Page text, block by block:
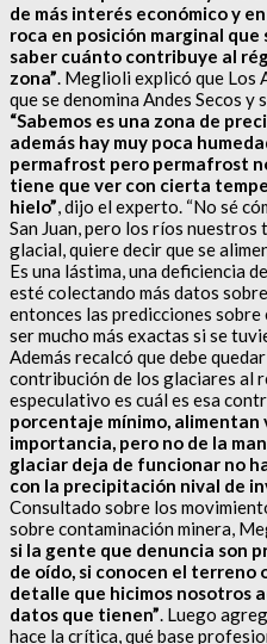
de más interés económico y
roca en posición marginal
saber cuánto contribuye al
zona”. Meglioli explicó que Los
que se denomina Andes Secos y
“Sabemos es una zona de
además hay muy poca
permafrost pero permafrost
tiene que ver con cierta
hielo”, dijo el experto. “No sé
San Juan, pero los ríos
glacial, quiere decir que se
Es una lástima, una deficiencia
esté colectando más datos
entonces las predicciones
ser mucho más exactas si se
Además recalcó que debe
contribución de los glaciares al
especulativo es cuál es esa
porcentaje mínimo,
importancia, pero no de la
glaciar deja de funcionar no
con la precipitación nival de
Consultado sobre los
sobre contaminación minera,
si la gente que denuncia son
de oído, si conocen el terreno
detalle que hicimos nosotros
datos que tienen”. Luego
hace la crítica, qué base